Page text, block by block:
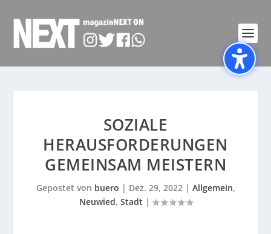
SOZIALE
HERAUSFORDERUNGEN
GEMEINSAM MEISTERN
Gepostet von buero | Dez. 29, 2022| Allgemein,
Neuwied, Stadt |